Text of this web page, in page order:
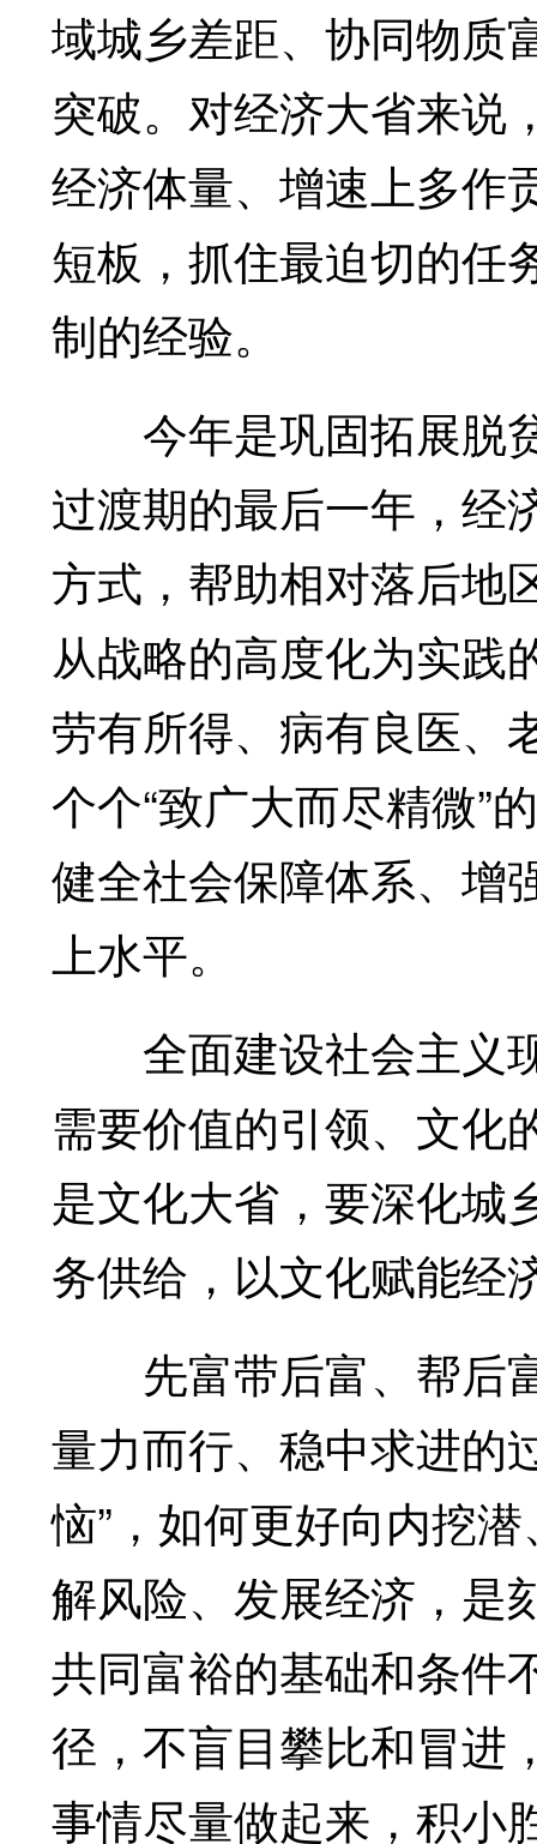
域城乡差距、协同物质
突破。对经济大省来说
经济体量、增速上多作
短板，抓住最迫切的任
制的经验。
今年是巩固拓展脱
过渡期的最后一年，经
方式，帮助相对落后地
从战略的高度化为实践
劳有所得、病有良医、
个个“致广大而尽精微”
健全社会保障体系、增
上水平。
全面建设社会主义
需要价值的引领、文化
是文化大省，要深化城
务供给，以文化赋能经
先富带后富、帮后
量力而行、稳中求进的
恼”，如何更好向内挖
解风险、发展经济，是
共同富裕的基础和条件
径，不盲目攀比和冒进
事情尽量做起来，积小